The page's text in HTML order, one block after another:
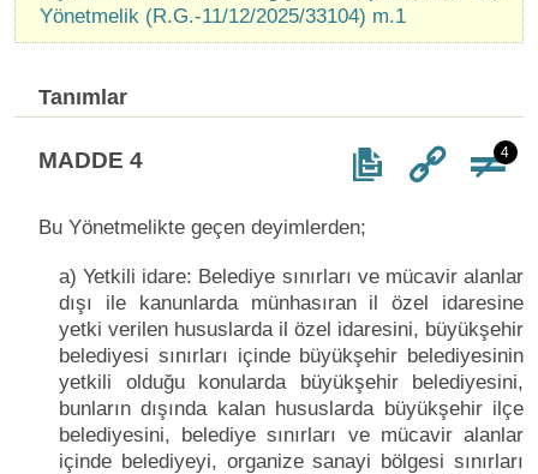
Yönetmelik (R.G.-11/12/2025/33104) m.1
Tanımlar
MADDE 4 4
Bu Yönetmelikte geçen deyimlerden;
a) Yetkili idare: Belediye sınırları ve mücavir alanlar
dışı ile kanunlarda münhasıran il özel idaresine
yetki verilen hususlarda il özel idaresini, büyükşehir
belediyesi sınırları içinde büyükşehir belediyesinin
yetkili olduğu konularda büyükşehir belediyesini,
bunların dışında kalan hususlarda büyükşehir ilçe
belediyesini, belediye sınırları ve mücavir alanlar
içinde belediyeyi, organize sanayi bölgesi sınırları